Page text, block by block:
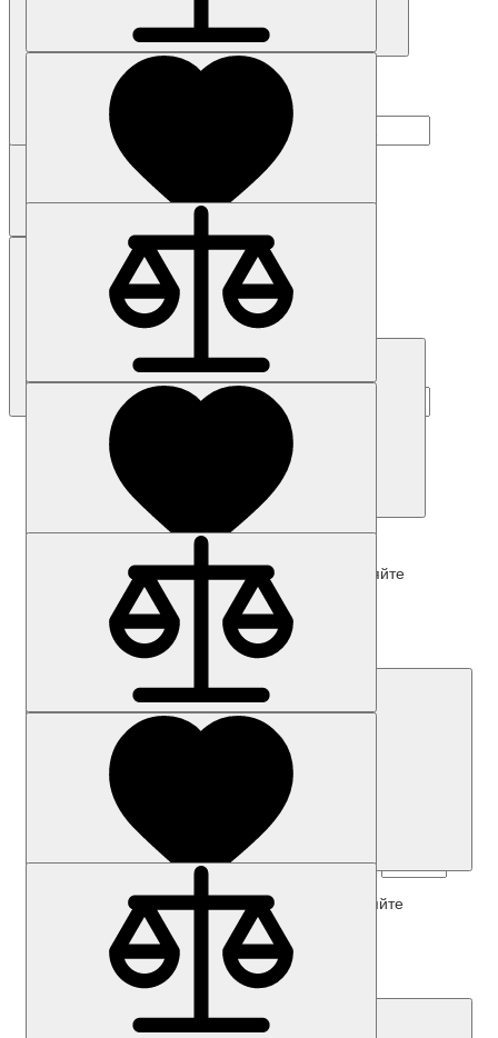
Наличие: уточняйте
Код товара: 46785-01
6AV6645-0AA01-0AX0
Наличие: уточняйте
Код товара: 39397-01
3SU1900-0AD81-0AC0-Z Y19
Цена по запросу
Наличие: уточняйте
Код товара: 39503-01
3SU1900-0AE16-0DP0-Z Y19
Цена по запросу